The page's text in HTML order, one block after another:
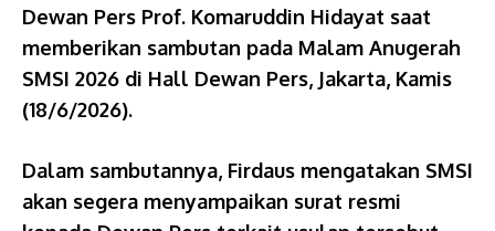
Dewan Pers Prof. Komaruddin Hidayat saat
memberikan sambutan pada Malam Anugerah
SMSI 2026 di Hall Dewan Pers, Jakarta, Kamis
(18/6/2026).
Dalam sambutannya, Firdaus mengatakan SMSI
akan segera menyampaikan surat resmi